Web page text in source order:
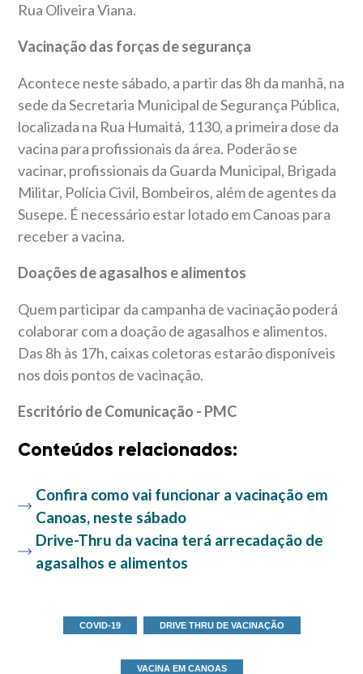
Rua Oliveira Viana.
Vacinação das forças de segurança
Acontece neste sábado, a partir das 8h da manhã, na
sede da Secretaria Municipal de Segurança Pública,
localizada na Rua Humaitá, 1130, a primeira dose da
vacina para profissionais da área. Poderão se
vacinar, profissionais da Guarda Municipal, Brigada
Militar, Polícia Civil, Bombeiros, além de agentes da
Susepe. É necessário estar lotado em Canoas para
receber a vacina.
Doações de agasalhos e alimentos
Quem participar da campanha de vacinação poderá
colaborar com a doação de agasalhos e alimentos.
Das 8h às 17h, caixas coletoras estarão disponíveis
nos dois pontos de vacinação.
Escritório de Comunicação - PMC
Conteúdos relacionados:
Confira como vai funcionar a vacinação em
Canoas, neste sábado
Drive-Thru da vacina terá arrecadação de
agasalhos e alimentos
COVID-19 DRIVE THRU DE VACINAÇÃO
VACINA EM CANOAS